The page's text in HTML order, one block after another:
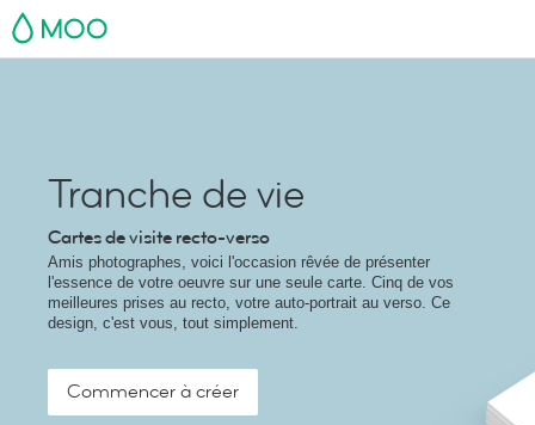
MOO
Tranche de vie
Cartes de visite recto-verso
Amis photographes, voici l'occasion rêvée de présenter
l'essence de votre oeuvre sur une seule carte. Cinq de vos
meilleures prises au recto, votre auto-portrait au verso. Ce
design, c'est vous, tout simplement.
Commencer à créer